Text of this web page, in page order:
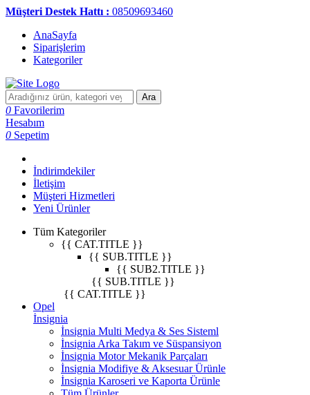
Müşteri Destek Hattı : 08509693460
AnaSayfa
Siparişlerim
Kategoriler
Ara
0 Favorilerim
Hesabım
0 Sepetim
İndirimdekiler
İletişim
Müşteri Hizmetleri
Yeni Ürünler
Tüm Kategoriler
{{ CAT.TITLE }}
{{ SUB.TITLE }}
{{ SUB2.TITLE }}
{{ SUB.TITLE }}
{{ CAT.TITLE }}
Opel
İnsignia
İnsignia Multi Medya & Ses Sisteml
İnsignia Arka Takım ve Süspansiyon
İnsignia Motor Mekanik Parçaları
İnsignia Modifiye & Aksesuar Ürünle
İnsignia Karoseri ve Kaporta Ürünle